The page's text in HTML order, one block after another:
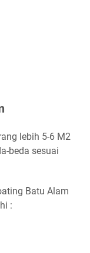
lebih 5-6 M2
beda sesuai
Batu Alam
: